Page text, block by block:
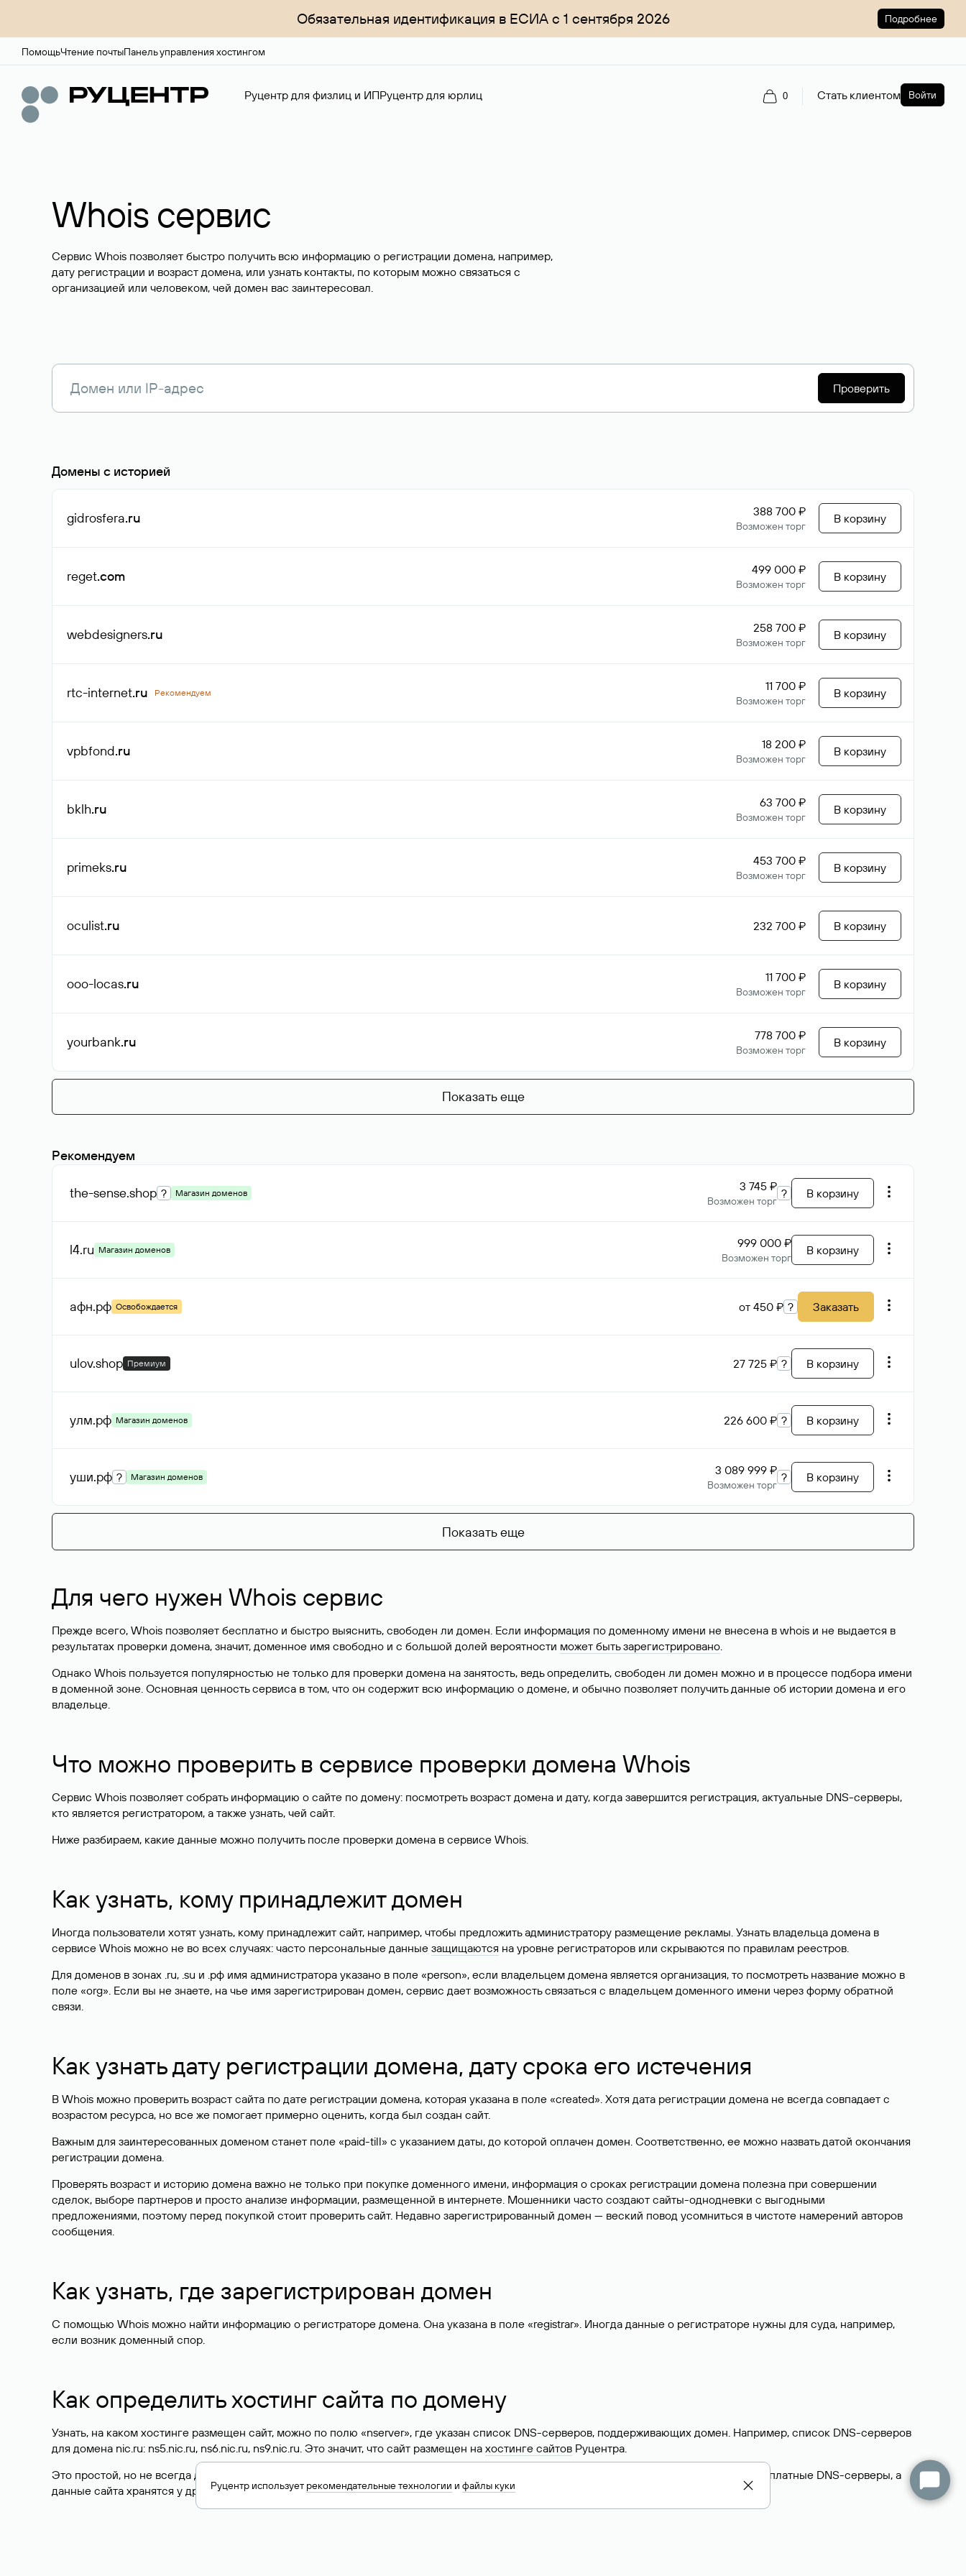
Обязательная идентификация в ЕСИА с 1 сентября 2026 Подробнее
ПомощьЧтение почтыПанель управления хостингом
Руцентр для физлиц и ИПРуцентр для юрлиц 0 Стать клиентом Войти
Whois сервис
Сервис Whois позволяет быстро получить всю информацию о регистрации домена, например,
дату регистрации и возраст домена, или узнать контакты, по которым можно связаться с
организацией или человеком, чей домен вас заинтересовал.
Проверить
Домены с историей
gidrosfera.ru 388 700 ₽
Возможен торг
В корзину
reget.com 499 000 ₽
Возможен торг
В корзину
webdesigners.ru 258 700 ₽
Возможен торг
В корзину
rtc-internet.ru Рекомендуем 11 700 ₽
Возможен торг
В корзину
vpbfond.ru 18 200 ₽
Возможен торг
В корзину
bklh.ru 63 700 ₽
Возможен торг
В корзину
primeks.ru 453 700 ₽
Возможен торг
В корзину
oculist.ru 232 700 ₽ В корзину
ooo-locas.ru 11 700 ₽
Возможен торг
В корзину
yourbank.ru 778 700 ₽
Возможен торг
В корзину
Показать еще
Рекомендуем
the-sense.shop ? Магазин доменов 3 745 ₽
Возможен торг
? В корзину
l4.ru Магазин доменов 999 000 ₽
Возможен торг
В корзину
афн.рф Освобождается от 450 ₽ ? Заказать
ulov.shop Премиум 27 725 ₽ ? В корзину
улм.рф Магазин доменов 226 600 ₽ ? В корзину
уши.рф ? Магазин доменов 3 089 999 ₽
Возможен торг
? В корзину
Показать еще
Для чего нужен Whois сервис
Прежде всего, Whois позволяет бесплатно и быстро выяснить, свободен ли домен. Если информация по доменному имени не внесена в whois и не выдается в
результатах проверки домена, значит, доменное имя свободно и с большой долей вероятности может быть зарегистрировано.
Однако Whois пользуется популярностью не только для проверки домена на занятость, ведь определить, свободен ли домен можно и в процессе подбора имени
в доменной зоне. Основная ценность сервиса в том, что он содержит всю информацию о домене, и обычно позволяет получить данные об истории домена и его
владельце.
Что можно проверить в сервисе проверки домена Whois
Сервис Whois позволяет собрать информацию о сайте по домену: посмотреть возраст домена и дату, когда завершится регистрация, актуальные DNS-серверы,
кто является регистратором, а также узнать, чей сайт.
Ниже разбираем, какие данные можно получить после проверки домена в сервисе Whois.
Как узнать, кому принадлежит домен
Иногда пользователи хотят узнать, кому принадлежит сайт, например, чтобы предложить администратору размещение рекламы. Узнать владельца домена в
сервисе Whois можно не во всех случаях: часто персональные данные защищаются на уровне регистраторов или скрываются по правилам реестров.
Для доменов в зонах .ru, .su и .рф имя администратора указано в поле «person», если владельцем домена является организация, то посмотреть название можно в
поле «org». Если вы не знаете, на чье имя зарегистрирован домен, сервис дает возможность связаться с владельцем доменного имени через форму обратной
связи.
Как узнать дату регистрации домена, дату срока его истечения
В Whois можно проверить возраст сайта по дате регистрации домена, которая указана в поле «created». Хотя дата регистрации домена не всегда совпадает с
возрастом ресурса, но все же помогает примерно оценить, когда был создан сайт.
Важным для заинтересованных доменом станет поле «paid-till» с указанием даты, до которой оплачен домен. Соответственно, ее можно назвать датой окончания
регистрации домена.
Проверять возраст и историю домена важно не только при покупке доменного имени, информация о сроках регистрации домена полезна при совершении
сделок, выборе партнеров и просто анализе информации, размещенной в интернете. Мошенники часто создают сайты-однодневки с выгодными
предложениями, поэтому перед покупкой стоит проверить сайт. Недавно зарегистрированный домен — веский повод усомниться в чистоте намерений авторов
сообщения.
Как узнать, где зарегистрирован домен
С помощью Whois можно найти информацию о регистраторе домена. Она указана в поле «registrar». Иногда данные о регистраторе нужны для суда, например,
если возник доменный спор.
Как определить хостинг сайта по домену
Узнать, на каком хостинге размещен сайт, можно по полю «nserver», где указан список DNS-серверов, поддерживающих домен. Например, список DNS-серверов
для домена nic.ru: ns5.nic.ru, ns6.nic.ru, ns9.nic.ru. Это значит, что сайт размещен на хостинге сайтов Руцентра.
Это простой, но не всегда достоверный способ узнать хостинг-провайдера сайта. Иногда владельцы сайтов делегируют домен на бесплатные DNS-серверы, а
данные сайта хранятся у другого хостинг-провайдера.
Руцентр использует рекомендательные технологии и файлы куки